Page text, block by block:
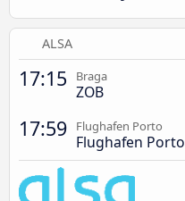
ALSA
17:15 Braga
ZOB
17:59 Flughafen Porto
Flughafen Porto